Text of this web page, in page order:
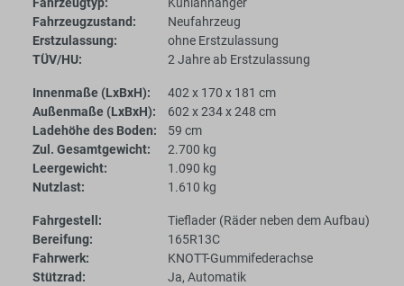
Fahrzeugtyp:
Kühlanhänger
Fahrzeugzustand:
Neufahrzeug
Erstzulassung:
ohne Erstzulassung
TÜV/HU:
2 Jahre ab Erstzulassung
Innenmaße (LxBxH):
402 x 170 x 181 cm
Außenmaße (LxBxH):
602 x 234 x 248 cm
Ladehöhe des Boden:
59 cm
Zul. Gesamtgewicht:
2.700 kg
Leergewicht:
1.090 kg
Nutzlast:
1.610 kg
Fahrgestell:
Tieflader (Räder neben dem Aufbau)
Bereifung:
165R13C
Fahrwerk:
KNOTT-Gummifederachse
Stützrad:
Ja, Automatik